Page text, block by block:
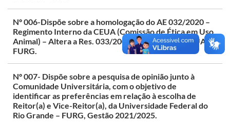
Nº 006-Dispõe sobre a homologação do AE 032/2020 –
Regimento Interno da CEUA (Comissão de Ética em Uso
Animal) – Altera a Res. 033/2008, a qual criou o CEUA-
FURG.
Nº 007- Dispõe sobre a pesquisa de opinião junto à
Comunidade Universitária, com o objetivo de
identificar as preferências em relação à escolha de
Reitor(a) e Vice-Reitor(a), da Universidade Federal do
Rio Grande – FURG, Gestão 2021/2025.